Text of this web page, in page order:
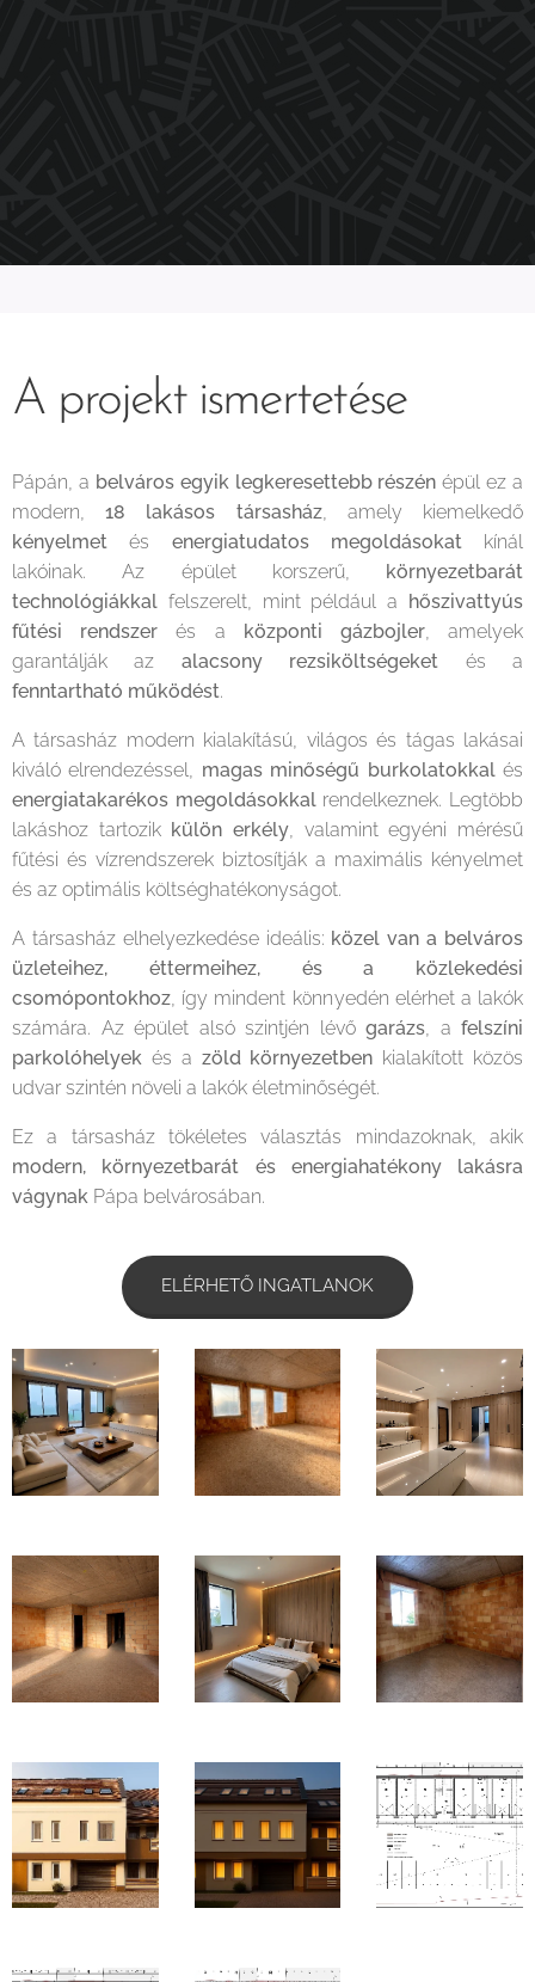
A projekt ismertetése
Pápán, a belváros egyik legkeresettebb részén épül ez a
modern,18 lakásos társasház, amely kiemelkedő
kényelmet és energiatudatos megoldásokatkínál
lakóinak. Az épület korszerű,
környezetbarát
technológiákkal felszerelt, mint például a
hőszivattyús
fűtési rendszer és a központi gázbojler, amelyek
garantálják az alacsony rezsiköltségeket és a
fenntartható működést.
A társasház modern kialakítású, világos és tágas lakásai
kiváló elrendezéssel, magas minőségű burkolatokkalés
energiatakarékos megoldásokkalrendelkeznek. Legtöbb
lakáshoz tartozik külön erkély, valamint egyéni mérésű
fűtési és vízrendszerek biztosítják a maximális kényelmet
és az optimális költséghatékonyságot.
A társasház elhelyezkedése ideális: közel van a belváros
üzleteihez, éttermeihez, és a közlekedési
csomópontokhoz, így mindent könnyedén elérhet a lakók
számára. Az épület alsó szintjén lévő garázs, a felszíni
parkolóhelyek és a zöld környezetben kialakított közös
udvar szintén növeli a lakók életminőségét.
Ez a társasház tökéletes választás mindazoknak, akik
modern, környezetbarát és energiahatékony lakásra
vágynak Pápa belvárosában.
ELÉRHETŐ INGATLANOK